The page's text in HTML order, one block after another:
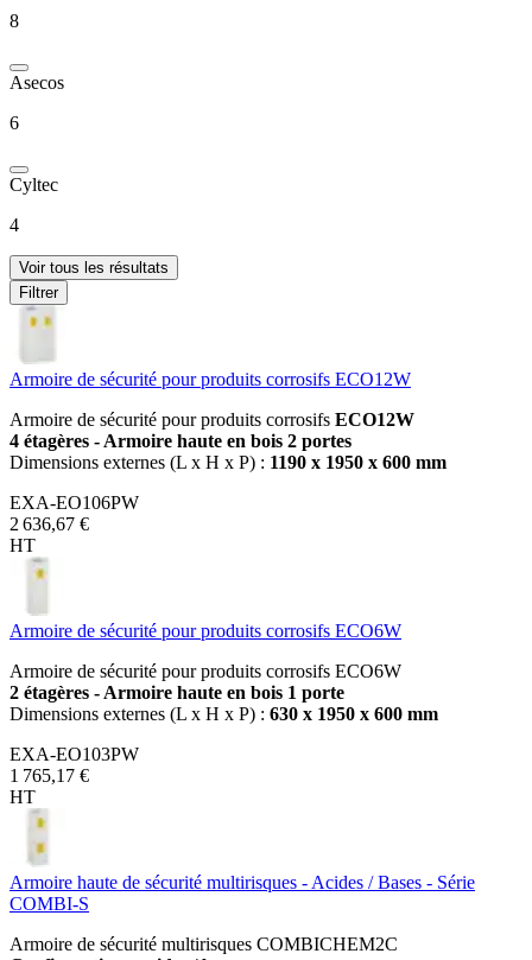
8
Asecos
6
Cyltec
4
Voir tous les résultats
Filtrer
Armoire de sécurité pour produits corrosifs ECO12W
Armoire de sécurité pour produits corrosifs ECO12W
4 étagères - Armoire haute en bois 2 portes
Dimensions externes (L x H x P) : 1190 x 1950 x 600 mm
EXA-EO106PW
2 636,67 €
HT
Armoire de sécurité pour produits corrosifs ECO6W
Armoire de sécurité pour produits corrosifs ECO6W
2 étagères - Armoire haute en bois 1 porte
Dimensions externes (L x H x P) : 630 x 1950 x 600 mm
EXA-EO103PW
1 765,17 €
HT
Armoire haute de sécurité multirisques - Acides / Bases - Série
COMBI-S
Armoire de sécurité multirisques COMBICHEM2C